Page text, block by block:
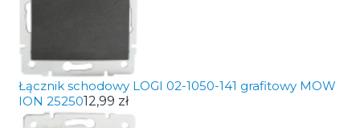
Łącznik schodowy LOGI 02-1050-141 grafitowy MOW
ION 2525012,99 zł